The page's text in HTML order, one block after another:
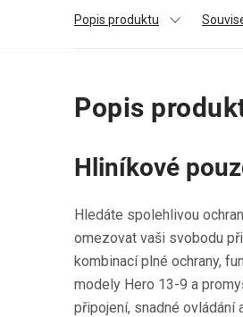
Popis produktu
Popis
Hliníkové
Hledáte spolehlivou
omezovat vaši svobodu
kombinací plné ochrany,
modely Hero 13-9 a
připojení, snadné ovládání